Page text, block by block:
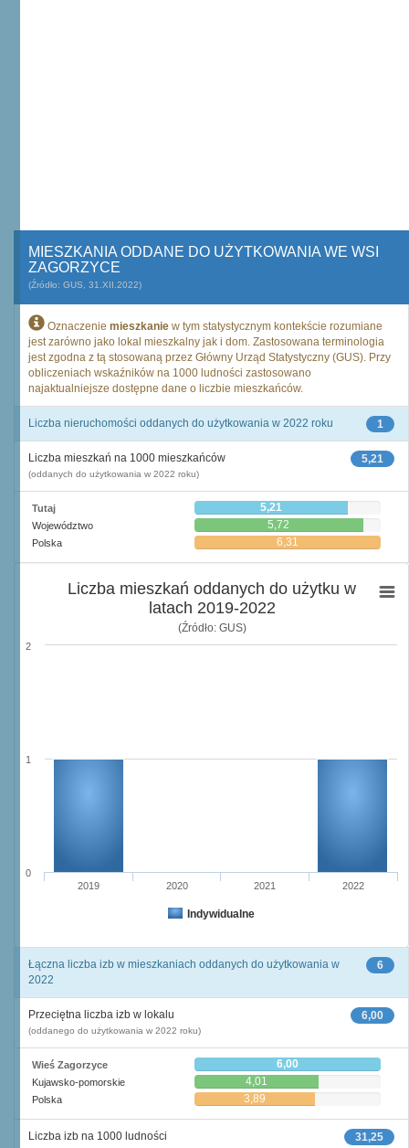
MIESZKANIA ODDANE DO UŻYTKOWANIA WE WSI
ZAGORZYCE
(Źródło: GUS, 31.XII.2022)
Oznaczenie mieszkanie w tym statystycznym kontekście rozumiane
jest zarówno jako lokal mieszkalny jak i dom. Zastosowana terminologia
jest zgodna z tą stosowaną przez Główny Urząd Statystyczny (GUS). Przy
obliczeniach wskaźników na 1000 ludności zastosowano
najaktualniejsze dostępne dane o liczbie mieszkańców.
1
Liczba nieruchomości oddanych do użytkowania w 2022 roku
5,21
Liczba mieszkań na 1000 mieszkańców
(oddanych do użytkowania w 2022 roku)
Tutaj 5,21
Województwo 5,72
Polska 6,31
Liczba mieszkań oddanych do użytku w
latach 2019-2022
(Źródło: GUS)
Indywidualne
2019 2020 2021 2022
0
1
2
6
Łączna liczba izb w mieszkaniach oddanych do użytkowania w
2022
6,00
Przeciętna liczba izb w lokalu
(oddanego do użytkowania w 2022 roku)
Wieś Zagorzyce 6,00
Kujawsko-pomorskie 4,01
Polska 3,89
31,25
Liczba izb na 1000 ludności